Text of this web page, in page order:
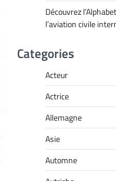
Découvrez
l’aviation civile
Categories
Acteur
Actrice
Allemagne
Asie
Automne